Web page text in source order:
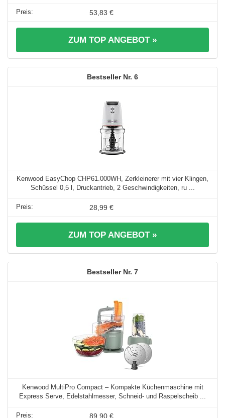
53,83 €
ZUM TOP ANGEBOT »
6
Kenwood EasyChop CHP61.000WH, Zerkleinerer mit vier Klingen,
Schüssel 0,5 l, Druckantrieb, 2 Geschwindigkeiten, ru ...
28,99 €
ZUM TOP ANGEBOT »
7
Kenwood MultiPro Compact – Kompakte Küchenmaschine mit
Express Serve, Edelstahlmesser, Schneid- und Raspelscheib ...
89,90 €